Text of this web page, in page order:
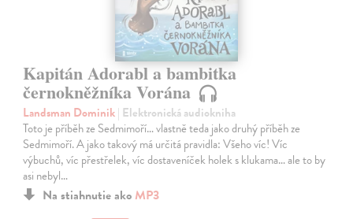
Kapitán Adorabl a bambitka
černokněžníka Vorána
Landsman Dominik| Elektronická audiokniha
Toto je příběh ze Sedmimoří… vlastně teda jako druhý příběh ze
Sedmimoří. A jako takový má určitá pravidla: Všeho víc! Víc
výbuchů, víc přestřelek, víc dostaveníček holek s klukama… ale to by
asi nebyl…
Na stiahnutie ako MP3